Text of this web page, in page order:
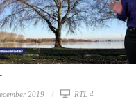
2019 RTL 4